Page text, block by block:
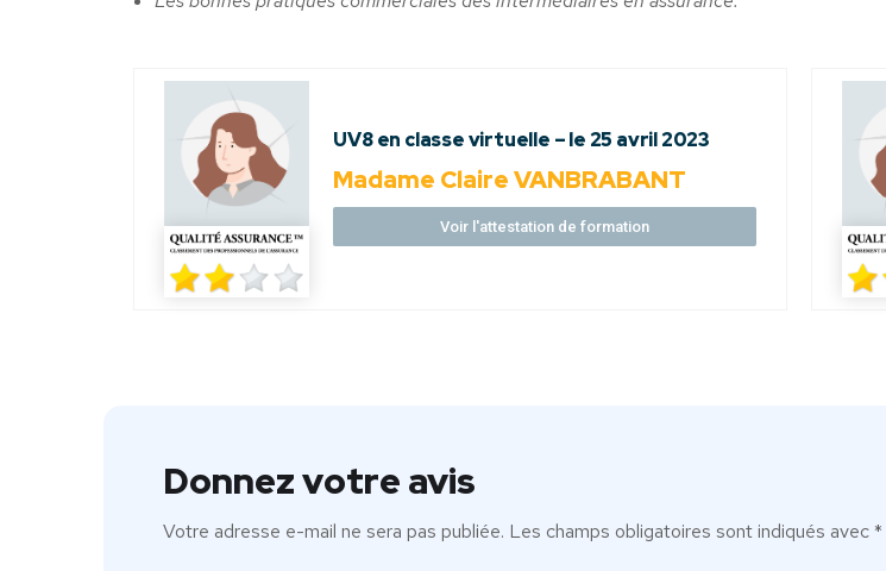
UV8 en classe virtuelle – le 25 avril 2023
Madame Claire VANBRABANT
Voir l'attestation de formation
Donnez votre avis
Votre adresse e-mail ne sera pas publiée. Les champs obligatoires sont indiqués avec*